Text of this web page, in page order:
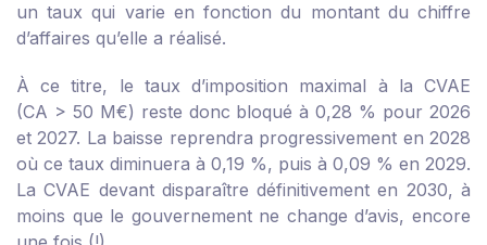
un taux qui varie en fonction du montant du chiffre
d’affaires qu’elle a réalisé.
À ce titre, le taux d’imposition maximal à la CVAE
(CA > 50 M€) reste donc bloqué à 0,28 % pour 2026
et 2027. La baisse reprendra progressivement en 2028
où ce taux diminuera à 0,19 %, puis à 0,09 % en 2029.
La CVAE devant disparaître définitivement en 2030, à
moins que le gouvernement ne change d’avis, encore